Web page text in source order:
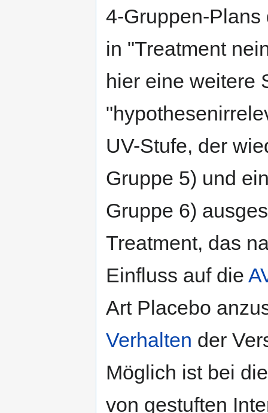
4-Gruppen-
in "Treatment
hier eine weitere
UV-Stufe, der
Gruppe 5) und
Gruppe 6)
Treatment, das
Einfluss auf die
Art Placebo
Verhalten der
Möglich ist bei
von gestuften